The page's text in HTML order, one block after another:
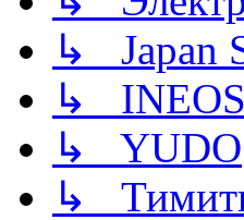
↳ Japan
↳
↳ YUDO
↳